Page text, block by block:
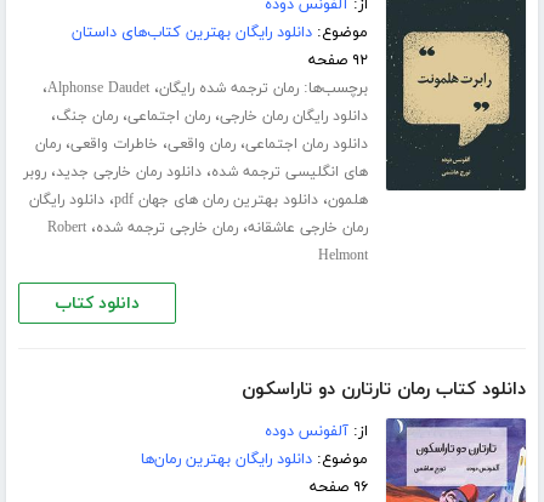
از: آلفونس دوده
موضوع:دانلود رایگان بهترین کتاب‌های داستان
۹۲ صفحه
برچسب‌ها:رمان ترجمه شده رایگان،Alphonse Daudet،
دانلود رایگان رمان خارجی،رمان اجتماعی،رمان جنگ،
دانلود رمان اجتماعی،رمان واقعی، خاطرات واقعی،رمان
های انگلیسی ترجمه شده،دانلود رمان خارجی جدید،روبر
هلمون،دانلود بهترین رمان های جهان pdf ،دانلود رایگان
رمان خارجی عاشقانه،رمان خارجی ترجمه شده،Robert
Helmont
دانلود کتاب
دانلود کتاب رمان تارتارن دو تاراسکون
از:آلفونس دوده
موضوع:دانلود رایگان بهترین رمان‌ها
۹۶ صفحه